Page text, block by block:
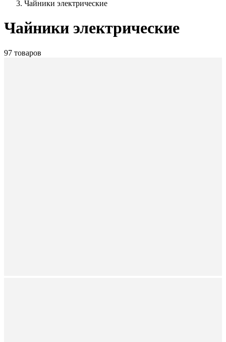
Чайники электрические
Чайники электрические
97 товаров